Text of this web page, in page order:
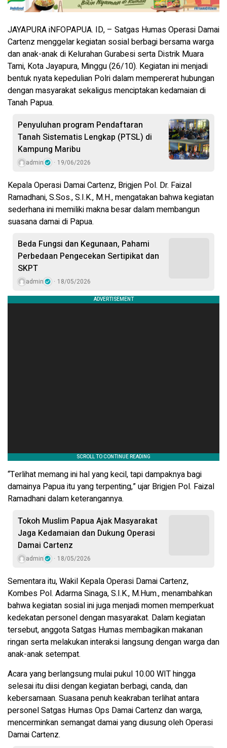
JAYAPURA iNFOPAPUA. ID, – Satgas Humas Operasi Damai
Cartenz menggelar kegiatan sosial berbagi bersama warga
dan anak-anak di Kelurahan Gurabesi serta Distrik Muara
Tami, Kota Jayapura, Minggu (26/10). Kegiatan ini menjadi
bentuk nyata kepedulian Polri dalam mempererat hubungan
dengan masyarakat sekaligus menciptakan kedamaian di
Tanah Papua.
Penyuluhan program Pendaftaran
Tanah Sistematis Lengkap (PTSL) di
Kampung Maribu
admin 19/06/2026
Kepala Operasi Damai Cartenz, Brigjen Pol. Dr. Faizal
Ramadhani, S.Sos., S.I.K., M.H., mengatakan bahwa kegiatan
sederhana ini memiliki makna besar dalam membangun
suasana damai di Papua.
Beda Fungsi dan Kegunaan, Pahami
Perbedaan Pengecekan Sertipikat dan
SKPT
admin 18/05/2026
“Terlihat memang ini hal yang kecil, tapi dampaknya bagi
damainya Papua itu yang terpenting,” ujar Brigjen Pol. Faizal
Ramadhani dalam keterangannya.
Tokoh Muslim Papua Ajak Masyarakat
Jaga Kedamaian dan Dukung Operasi
Damai Cartenz
admin 18/05/2026
Sementara itu, Wakil Kepala Operasi Damai Cartenz,
Kombes Pol. Adarma Sinaga, S.I.K., M.Hum., menambahkan
bahwa kegiatan sosial ini juga menjadi momen memperkuat
kedekatan personel dengan masyarakat. Dalam kegiatan
tersebut, anggota Satgas Humas membagikan makanan
ringan serta melakukan interaksi langsung dengan warga dan
anak-anak setempat.
Acara yang berlangsung mulai pukul 10.00 WIT hingga
selesai itu diisi dengan kegiatan berbagi, canda, dan
kebersamaan. Suasana penuh keakraban terlihat antara
personel Satgas Humas Ops Damai Cartenz dan warga,
mencerminkan semangat damai yang diusung oleh Operasi
Damai Cartenz.